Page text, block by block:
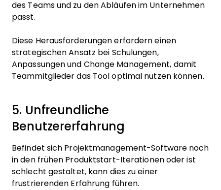
des Teams und zu den Abläufen im Unternehmen
passt.
Diese Herausforderungen erfordern einen
strategischen Ansatz bei Schulungen,
Anpassungen und Change Management, damit
Teammitglieder das Tool optimal nutzen können.
5. Unfreundliche
Benutzererfahrung
Befindet sich Projektmanagement-Software noch
in den frühen Produktstart-Iterationen oder ist
schlecht gestaltet, kann dies zu einer
frustrierenden Erfahrung führen.